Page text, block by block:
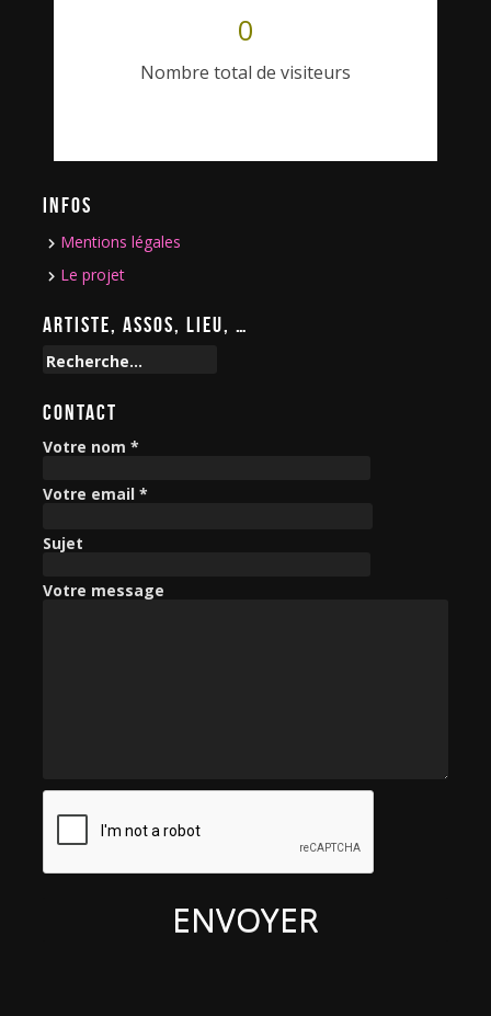
0
Nombre total de visiteurs
INFOS
Mentions légales
Le projet
ARTISTE, ASSOS, LIEU, …
R
c
h
e
c
r
:
CONTACT
Votre nom *
Votre email *
Sujet
Votre message